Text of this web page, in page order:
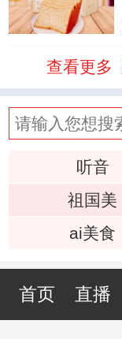
查看更多
听音
祖国美
ai美食
首页 直播